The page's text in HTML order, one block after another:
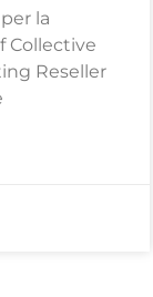
la
Collective
Reseller